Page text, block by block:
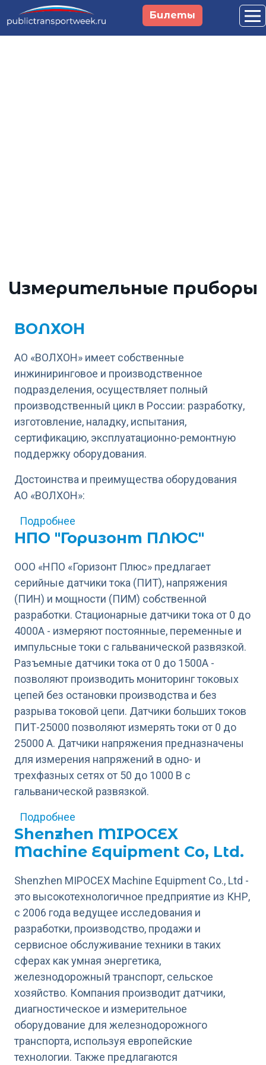
Перейти к основному содержанию
Билеты
Измерительные приборы
ВОЛХОН
АО «ВОЛХОН» имеет собственные
инжиниринговое и производственное
подразделения, осуществляет полный
производственный цикл в России: разработку,
изготовление, наладку, испытания,
сертификацию, эксплуатационно-ремонтную
поддержку оборудования.
Достоинства и преимущества оборудования
АО «ВОЛХОН»:
Подробнее
НПО "Горизонт ПЛЮС"
ООО «НПО «Горизонт Плюс» предлагает
серийные датчики тока (ПИТ), напряжения
(ПИН) и мощности (ПИМ) собственной
разработки. Стационарные датчики тока от 0 до
4000А - измеряют постоянные, переменные и
импульсные токи с гальванической развязкой.
Разъемные датчики тока от 0 до 1500А -
позволяют производить мониторинг токовых
цепей без остановки производства и без
разрыва токовой цепи. Датчики больших токов
ПИТ-25000 позволяют измерять токи от 0 до
25000 А. Датчики напряжения предназначены
для измерения напряжений в одно- и
трехфазных сетях от 50 до 1000 В с
гальванической развязкой.
Подробнее
Shenzhen MIPOCEX
Machine Equipment Co, Ltd.
Shenzhen MIPOCEX Machine Equipment Co., Ltd -
это высокотехнологичное предприятие из КНР,
с 2006 года ведущее исследования и
разработки, производство, продажи и
сервисное обслуживание техники в таких
сферах как умная энергетика,
железнодорожный транспорт, сельское
хозяйство. Компания производит датчики,
диагностическое и измерительное
оборудование для железнодорожного
транспорта, используя европейские
технологии. Также предлагаются